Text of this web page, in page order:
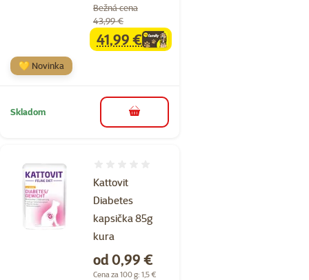
Bežná cena
43,99 €
familycena
41,99 €
💛 Novinka
Skladom do košíka
Kattovit
Diabetes
kapsička 85g
kura
Cena
od 0,99 €
Cena za 100 g: 1,5 €